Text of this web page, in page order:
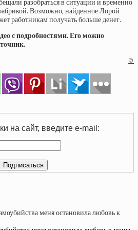
разобраться в ситуации и временно
Возможно, найденное Лорой
работникам получать больше денег.
с подробностями. Его можно
©
на сайт, введите e-mail: